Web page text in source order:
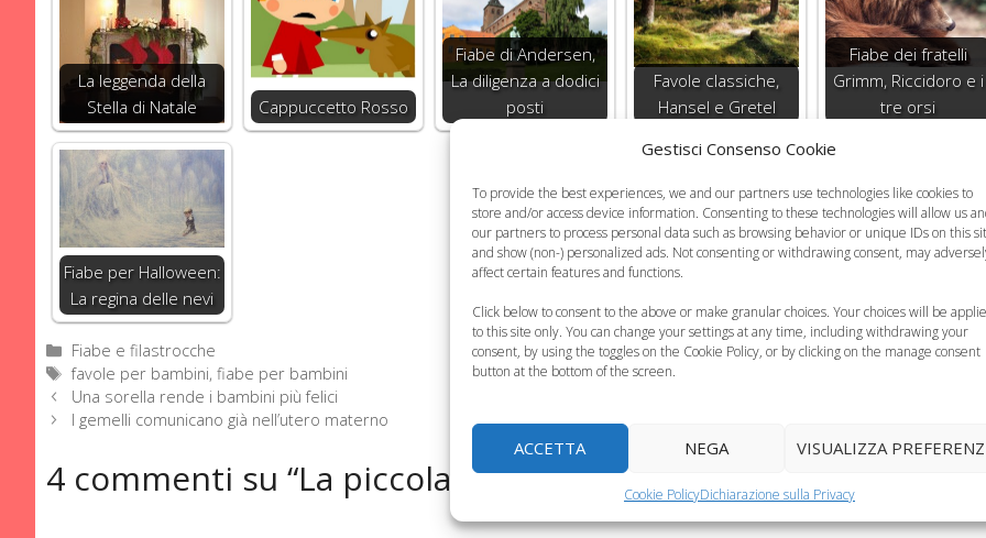
Gestisci Consenso Cookie
To provide the best experiences, we and our partners use technologies like cookies to
store and/or access device information. Consenting to these technologies will allow us
our partners to process personal data such as browsing behavior or unique IDs on this
and show (non-) personalized ads. Not consenting or withdrawing consent, may
affect certain features and functions.
Click below to consent to the above or make granular choices. Your choices will be
to this site only. You can change your settings at any time, including withdrawing your
consent, by using the toggles on the Cookie Policy, or by clicking on the manage consent
button at the bottom of the screen.
ACCETTA NEGA VISUALIZZA
Cookie PolicyDichiarazione sulla Privacy
La leggenda della
Stella di Natale
Cappuccetto Rosso
Fiabe di Andersen,
La diligenza a dodici
posti
Favole classiche,
Hansel e Gretel
Fiabe dei fratelli
Grimm, Riccidoro e i
tre orsi
Fiabe per Halloween:
La regina delle nevi
Categorie
Fiabe e filastrocche
Tag
favole per bambini,fiabe per bambini
Una sorella rende i bambini più felici
I gemelli comunicano già nell’utero materno
4 commenti su “La piccola fiammiferaia di Andersen”